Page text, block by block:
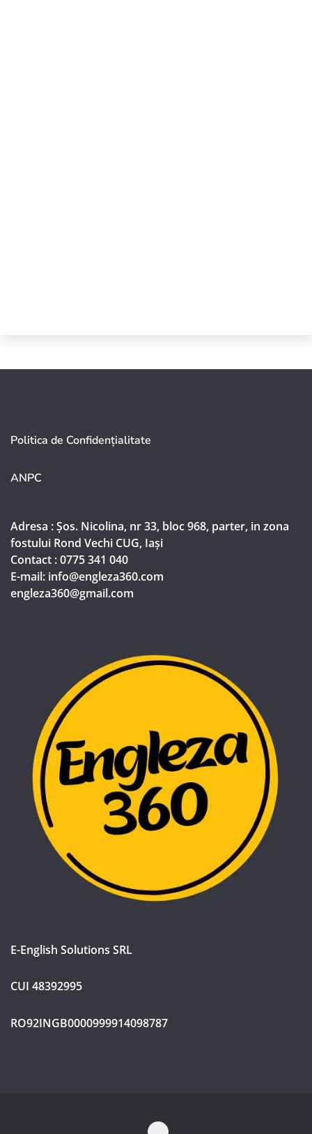
Politica de Confidențialitate
ANPC
Adresa : Șos. Nicolina, nr 33, bloc 968, parter, in zona
fostului Rond Vechi CUG, Iași
Contact : 0775 341 040
E-mail: info@engleza360.com​
engleza360@gmail.com​
E-English Solutions SRL
CUI 48392995
RO92INGB0000999914098787